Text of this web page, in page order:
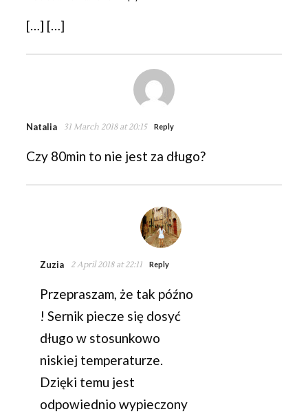
[…] […]
Natalia 31 March 2018 at 20:15 Reply
Czy 80min to nie jest za długo?
Zuzia 2 April 2018 at 22:11 Reply
Przepraszam, że tak późno
! Sernik piecze się dosyć
długo w stosunkowo
niskiej temperaturze.
Dzięki temu jest
odpowiednio wypieczony